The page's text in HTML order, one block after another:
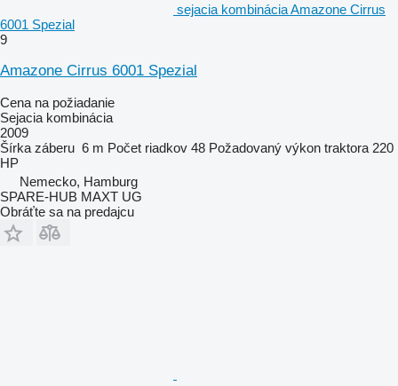
sejacia kombinácia Amazone Cirrus
6001 Spezial
9
Amazone Cirrus 6001 Spezial
Cena na požiadanie
Sejacia kombinácia
2009
Šírka záberu 6 m Počet riadkov 48 Požadovaný výkon traktora 220
HP
Nemecko, Hamburg
SPARE-HUB MAXT UG
Obráťte sa na predajcu